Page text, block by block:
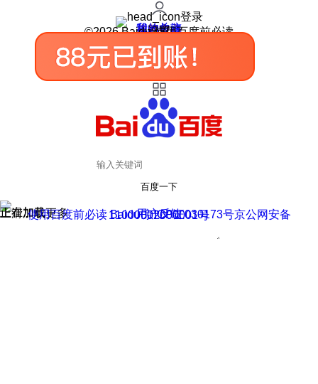
登录
我的关注
我的收藏
皮肤中心
用户反馈
设置
©2026 Baidu 使用百度前必读
百度一下
正在加载
上滑加载更多 用户反馈
使用百度前必读 Baidu 京ICP证030173号
京公网安备11000002000001号